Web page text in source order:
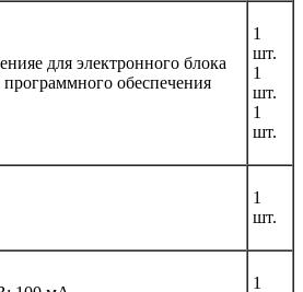
для электронного блока
обеспечения
1
шт.
1
шт.
1
шт.
1
шт.
1